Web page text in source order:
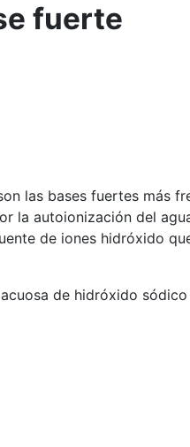
fuerte
las bases fuertes más
la autoionización del
de iones hidróxido
de hidróxido sódico